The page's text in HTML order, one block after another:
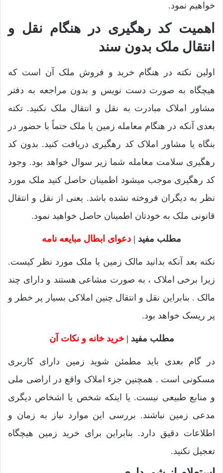
خواهیم نمود.
اهمیت کد رهگیری در هنگام نقل و
انتقال ملک بدون سند
اولین نکته در هنگام خرید و فروش ملک آن است که
هیچگاه به صورت دست نویس و بدون مراجعه به دفتر
مشاور املاک مبادرت به نقل و انتقال ملک نکنید. تکته
بعدی آنکه در هنگام معامله زمین یا ملک حتماً با حضور در
بنگاه یا مشاور املاک کد رهگیری دریافت کنید. بدون کد
رهگیری سلامت معامله شما زیر سوال خواهد بود. وجود
کد رهگیری موجب میشود اطمینان حاصل کنید ملک مورد
نظر به دیگران فروخته نشده باشد. یعنی از نقل و انتقال
قانونی ملک به خودتان اطمینان حاصل خواهید نمود.
مطلب مفید | دعوای ابطال مبایعه نامه
نکته بعد آنکه بدانید مالک زمین یا ملک مورد نظر کیست.
زیرا برخی املاک ، به صورت مشاعی هستند و دارای چند
مالک . بنابراین نقل و انتقال چنین املاکی بسیار پر خطر و
پر ریسک خواهد بود.
مطلب مفید |خرید خانه و نکات آن
در گام بعدی باید مطمئن شوید زمین دارای کاربری
مسکونی است . همچنین جزء املاک واقع در اراضی ملی
و منابع طبیعی نیست. یا اینکه شخص یا اشخاص دیگری
مدعی زمین نباشند. بررسی این موارد نیاز به زمان و
اطلاعات دقیق دارد. بنابراین برای خرید زمین هیچگاه
تعجیل نکنید.